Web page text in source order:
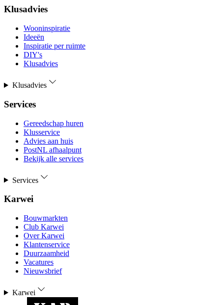
Klusadvies
Wooninspiratie
Ideeën
Inspiratie per ruimte
DIY's
Klusadvies
Klusadvies
Services
Gereedschap huren
Klusservice
Advies aan huis
PostNL afhaalpunt
Bekijk alle services
Services
Karwei
Bouwmarkten
Club Karwei
Over Karwei
Klantenservice
Duurzaamheid
Vacatures
Nieuwsbrief
Karwei